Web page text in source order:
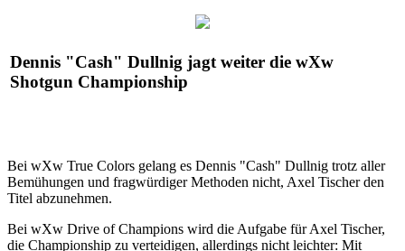
Dennis "Cash" Dullnig jagt weiter die wXw
Shotgun Championship
Bei wXw True Colors gelang es Dennis "Cash" Dullnig trotz aller
Bemühungen und fragwürdiger Methoden nicht, Axel Tischer den
Titel abzunehmen.
Bei wXw Drive of Champions wird die Aufgabe für Axel Tischer,
die Championship zu verteidigen, allerdings nicht leichter: Mit